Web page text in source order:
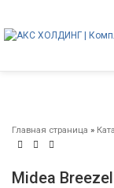
Главная страница »
Midea